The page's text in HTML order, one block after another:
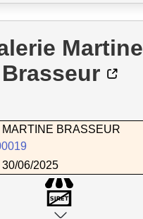
Martine
Brasseur
BRASSEUR
30/06/2025